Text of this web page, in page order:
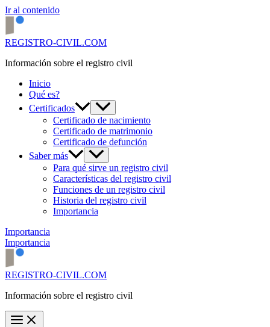
Ir al contenido
REGISTRO-CIVIL.COM
Información sobre el registro civil
Inicio
Qué es?
Certificados
Certificado de nacimiento
Certificado de matrimonio
Certificado de defunción
Saber más
Para qué sirve un registro civil
Características del registro civil
Funciones de un registro civil
Historia del registro civil
Importancia
Importancia
Importancia
REGISTRO-CIVIL.COM
Información sobre el registro civil